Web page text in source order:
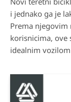
i jednako ga je
Prema
korisnicima, ove
idealnim